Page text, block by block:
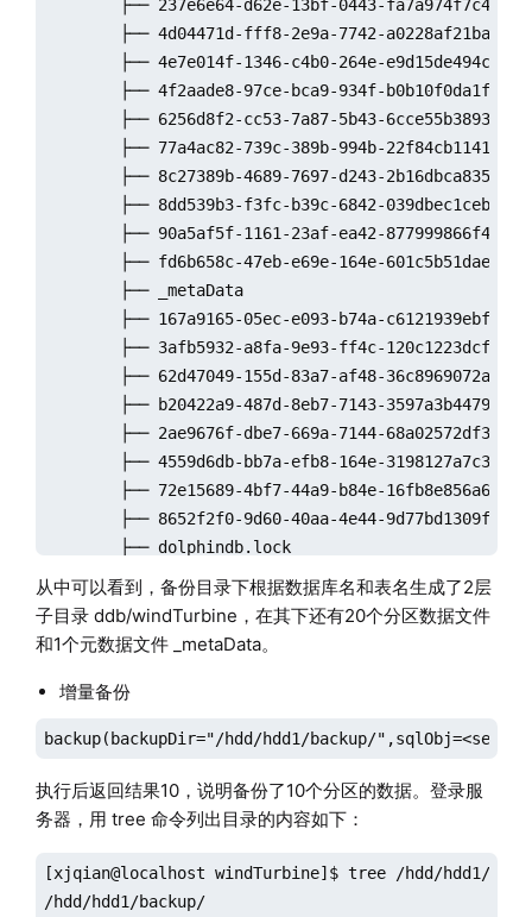
        ├── 237e6e64-d62e-13bf-0443-fa7a974f7c42
        ├── 4d04471d-fff8-2e9a-7742-a0228af21bad
        ├── 4e7e014f-1346-c4b0-264e-e9d15de494cb
        ├── 4f2aade8-97ce-bca9-934f-b0b10f0da1fe
        ├── 6256d8f2-cc53-7a87-5b43-6cce55b38933
        ├── 77a4ac82-739c-389b-994b-22f84cb11417
        ├── 8c27389b-4689-7697-d243-2b16dbca8354
        ├── 8dd539b3-f3fc-b39c-6842-039dbec1ceb1
        ├── 90a5af5f-1161-23af-ea42-877999866f44
        ├── fd6b658c-47eb-e69e-164e-601c5b51daed
        ├── _metaData
        ├── 167a9165-05ec-e093-b74a-c6121939ebf0
        ├── 3afb5932-a8fa-9e93-ff4c-120c1223dcf6
        ├── 62d47049-155d-83a7-af48-36c8969072a7
        ├── b20422a9-487d-8eb7-7143-3597a3b44796
        ├── 2ae9676f-dbe7-669a-7144-68a02572df3e
        ├── 4559d6db-bb7a-efb8-164e-3198127a7c3d
        ├── 72e15689-4bf7-44a9-b84e-16fb8e856a6d
        ├── 8652f2f0-9d60-40aa-4e44-9d77bd1309f6
        ├── dolphindb.lock
        └── e266ab82-6ef9-e289-d241-d9218be59dde
2 directories, 22 files
从中可以看到，备份目录下根据数据库名和表名生成了2层
子目录 ddb/windTurbine，在其下还有20个分区数据文件
和1个元数据文件 _metaData。
增量备份
执行后返回结果10，说明备份了10个分区的数据。登录服
务器，用 tree 命令列出目录的内容如下：
[xjqian@localhost windTurbine]$ tree /hdd/hdd1/
/hdd/hdd1/backup/